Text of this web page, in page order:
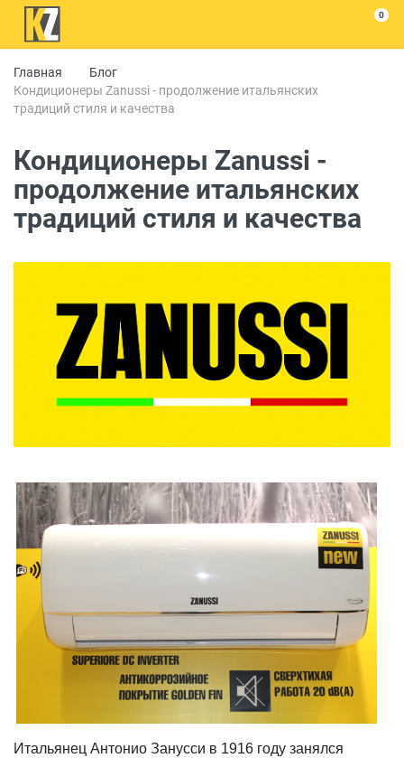
0
Главная
Блог
Кондиционеры Zanussi - продолжение итальянских
традиций стиля и качества
Кондиционеры Zanussi -
продолжение итальянских
традиций стиля и качества
Итальянец Антонио Занусси в 1916 году занялся